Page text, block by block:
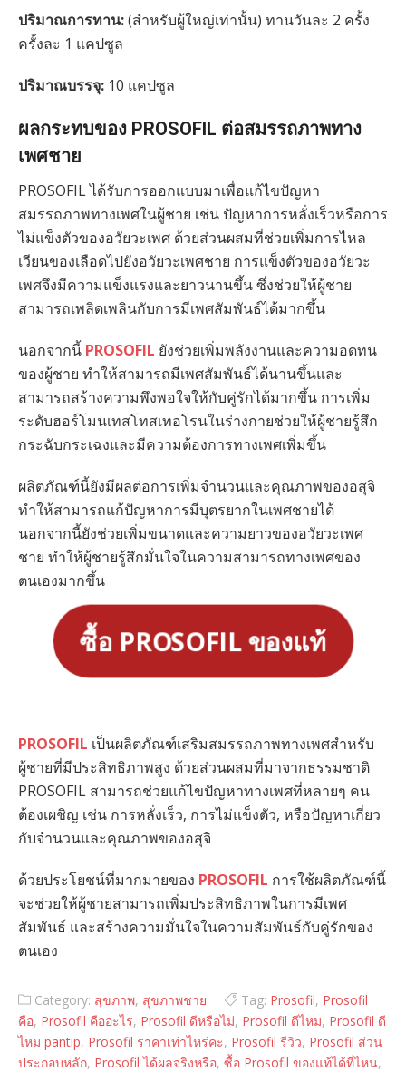
ปริมาณการทาน:(สำหรับผู้ใหญ่เท่านั้น) ทานวันละ 2 ครั้ง
ครั้งละ 1 แคปซูล
ปริมาณบรรจุ: 10 แคปซูล
ผลกระทบของ PROSOFIL ต่อสมรรถภาพทาง
เพศชาย
PROSOFIL ได้รับการออกแบบมาเพื่อแก้ไขปัญหา
สมรรถภาพทางเพศในผู้ชาย เช่น ปัญหาการหลั่งเร็วหรือการ
ไม่แข็งตัวของอวัยวะเพศ ด้วยส่วนผสมที่ช่วยเพิ่มการไหล
เวียนของเลือดไปยังอวัยวะเพศชาย การแข็งตัวของอวัยวะ
เพศจึงมีความแข็งแรงและยาวนานขึ้น ซึ่งช่วยให้ผู้ชาย
สามารถเพลิดเพลินกับการมีเพศสัมพันธ์ได้มากขึ้น
นอกจากนี้ PROSOFIL ยังช่วยเพิ่มพลังงานและความอดทน
ของผู้ชาย ทำให้สามารถมีเพศสัมพันธ์ได้นานขึ้นและ
สามารถสร้างความพึงพอใจให้กับคู่รักได้มากขึ้น การเพิ่ม
ระดับฮอร์โมนเทสโทสเทอโรนในร่างกายช่วยให้ผู้ชายรู้สึก
กระฉับกระเฉงและมีความต้องการทางเพศเพิ่มขึ้น
ผลิตภัณฑ์นี้ยังมีผลต่อการเพิ่มจำนวนและคุณภาพของอสุจิ
ทำให้สามารถแก้ปัญหาการมีบุตรยากในเพศชายได้
นอกจากนี้ยังช่วยเพิ่มขนาดและความยาวของอวัยวะเพศ
ชาย ทำให้ผู้ชายรู้สึกมั่นใจในความสามารถทางเพศของ
ตนเองมากขึ้น
ซื้อ PROSOFIL ของแท้
PROSOFIL เป็นผลิตภัณฑ์เสริมสมรรถภาพทางเพศสำหรับ
ผู้ชายที่มีประสิทธิภาพสูง ด้วยส่วนผสมที่มาจากธรรมชาติ
PROSOFIL สามารถช่วยแก้ไขปัญหาทางเพศที่หลายๆ คน
ต้องเผชิญ เช่น การหลั่งเร็ว, การไม่แข็งตัว, หรือปัญหาเกี่ยว
กับจำนวนและคุณภาพของอสุจิ
ด้วยประโยชน์ที่มากมายของ PROSOFIL การใช้ผลิตภัณฑ์นี้
จะช่วยให้ผู้ชายสามารถเพิ่มประสิทธิภาพในการมีเพศ
สัมพันธ์ และสร้างความมั่นใจในความสัมพันธ์กับคู่รักของ
ตนเอง
Category: สุขภาพ, สุขภาพชาย Tag: Prosofil, Prosofil
คือ, Prosofil คืออะไร, Prosofil ดีหรือไม่, Prosofil ดีไหม, Prosofil ดี
ไหม pantip, Prosofil ราคาเท่าไหร่คะ, Prosofil รีวิว, Prosofil ส่วน
ประกอบหลัก, Prosofil ได้ผลจริงหรือ, ซื้อ Prosofil ของแท้ได้ที่ไหน,